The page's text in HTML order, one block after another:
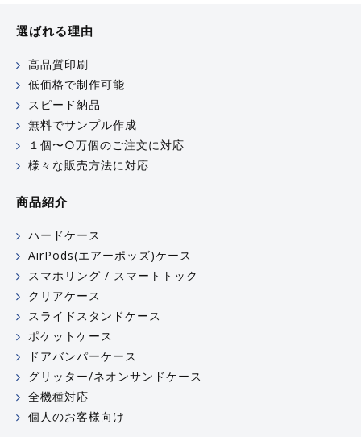
選ばれる理由
高品質印刷
低価格で制作可能
スピード納品
無料でサンプル作成
１個〜○万個のご注文に対応
様々な販売方法に対応
商品紹介
ハードケース
AirPods(エアーポッズ)ケース
スマホリング / スマートトック
クリアケース
スライドスタンドケース
ポケットケース
ドアバンパーケース
グリッター/ネオンサンドケース
全機種対応
個人のお客様向け